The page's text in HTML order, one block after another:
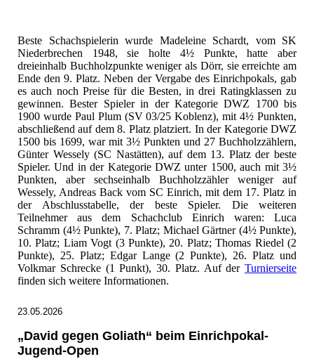
Beste Schachspielerin wurde Madeleine Schardt, vom SK
Niederbrechen 1948, sie holte 4½ Punkte, hatte aber
dreieinhalb Buchholzpunkte weniger als Dörr, sie erreichte am
Ende den 9. Platz. Neben der Vergabe des Einrichpokals, gab
es auch noch Preise für die Besten, in drei Ratingklassen zu
gewinnen. Bester Spieler in der Kategorie DWZ 1700 bis
1900 wurde Paul Plum (SV 03/25 Koblenz), mit 4½ Punkten,
abschließend auf dem 8. Platz platziert. In der Kategorie DWZ
1500 bis 1699, war mit 3½ Punkten und 27 Buchholzzählern,
Günter Wessely (SC Nastätten), auf dem 13. Platz der beste
Spieler. Und in der Kategorie DWZ unter 1500, auch mit 3½
Punkten, aber sechseinhalb Buchholzzähler weniger auf
Wessely, Andreas Back vom SC Einrich, mit dem 17. Platz in
der Abschlusstabelle, der beste Spieler. Die weiteren
Teilnehmer aus dem Schachclub Einrich waren: Luca
Schramm (4½ Punkte), 7. Platz; Michael Gärtner (4½ Punkte),
10. Platz; Liam Vogt (3 Punkte), 20. Platz; Thomas Riedel (2
Punkte), 25. Platz; Edgar Lange (2 Punkte), 26. Platz und
Volkmar Schrecke (1 Punkt), 30. Platz. Auf der Turnierseite
finden sich weitere Informationen.
23.05.2026
„David gegen Goliath“ beim Einrichpokal-
Jugend-Open